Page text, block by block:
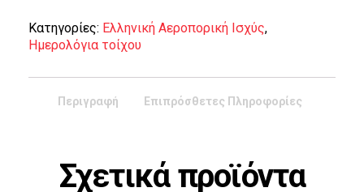
Κατηγορίες: Ελληνική Αεροπορική Ισχύς,
Ημερολόγια τοίχου
Περιγραφή Επιπρόσθετες Πληροφορίες
Σχετικά προϊόντα